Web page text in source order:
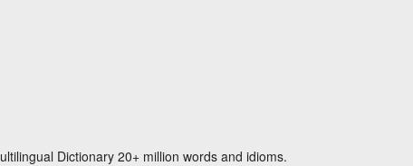
Dictionary 20+ million words and idioms.